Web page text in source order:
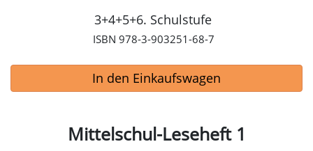
Erfindungen Berufe rund ums Erfinden Das Weltall In den
MINKT-Leseheften finden Sie informative, kritische Texte
Leseverständnis (ähnlich den Wochen-Leseheften)
Anregungen für Diskussionen in der Gruppe oder Klasse
Fächerübergreifende Zusätze und Projektideen hybride
3+4+5+6. Schulstufe
ISBN 978-3-903251-68-7
In den Einkaufswagen
Mittelschul-Leseheft 1